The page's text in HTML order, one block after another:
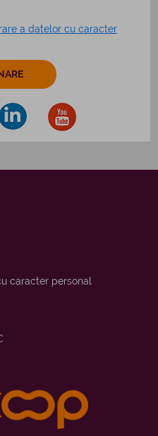
a datelor cu caracter
caracter personal